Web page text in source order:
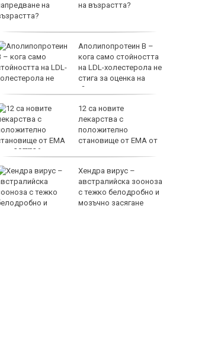
на възрастта?
Аполипопротеин B –
кога само стойността
на LDL-холестерола не
стига за оценка на
сърдечносъдовия риск?
12 са новите
лекарства с
положително
становище от ЕМА от
юли 2026 г.
Хендра вирус –
австралийска зооноза
с тежко белодробно и
мозъчно засягане